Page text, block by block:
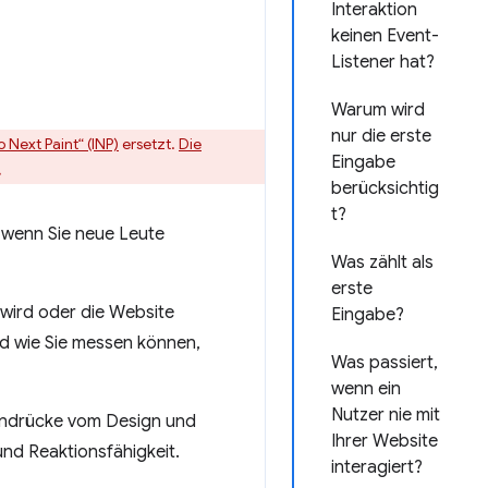
Interaktion
keinen Event-
Listener hat?
Warum wird
nur die erste
Eingabe
berücksichtig
t?
Was zählt als
erste
Eingabe?
Was passiert,
wenn ein
Nutzer nie mit
Ihrer Website
interagiert?
Paint“ (INP) ersetzt. Die
Sie neue Leute
oder die Website
wie Sie messen können,
vom Design und
Reaktionsfähigkeit.